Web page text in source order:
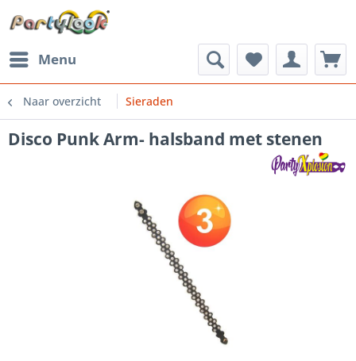
Menu
Naar overzicht Sieraden
Disco Punk Arm- halsband met stenen